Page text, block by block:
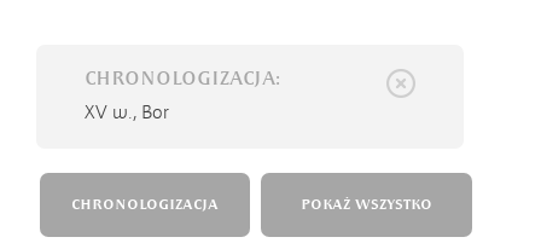
CHRONOLOGIZACJA:
XV w., Bor
CHRONOLOGIZACJA POKAŻ WSZYSTKO